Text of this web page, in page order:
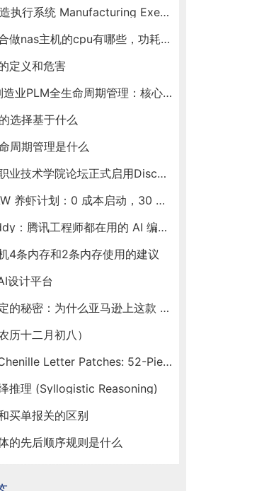
MES（制造执行系统 Manufacturing Execution System）
目前最适合做nas主机的cpu有哪些，功耗和性能相对均衡的
定义和危害
2026年制造业PLM全生命周期管理：核心选型与建设指南
选择基于什么
周期管理是什么
河北软件职业技术学院论坛正式启用Discuz X5版本
JVS CLAW 养虾计划：0 成本启动，30 天见证你的虾塘收益
CodeBuddy：腾讯工程师都在用的 AI 编程助手，新春福利送不停！
4条内存和2条内存使用的建议
设计平台
旧衣变高定的秘密：为什么亚马逊上这款 Ytonn 布贴让手工达人们人手一套？
历十二月初八）
YTONN Chenille Letter Patches: 52-Piece Iron-On Varsity Alphabet Set for DIY Clothing Customization
推理 (Syllogistic Reasoning)
买单报关的区别
的先后顺序规则是什么